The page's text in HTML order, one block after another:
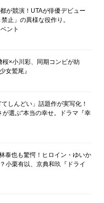
が競演！UTAが俳優デビュー
止」の異様な役作り。
ント
桜×小川彩、同期コンビが紡
女鷲尾』
しんどい」話題作が実写化！
選ぶ“本当の幸せ。ドラマ『幸
泰也も驚愕！ヒロイン・ゆいか
小栗有以、京典和玖『ドライ